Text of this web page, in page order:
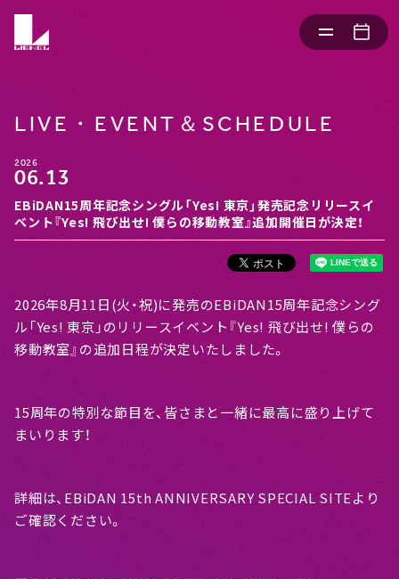
LIVE・EVENT＆SCHEDULE
2026
06.13
EBiDAN15周年記念シングル「Yes! 東京」発売記念リリースイ
ベント『Yes! 飛び出せ! 僕らの移動教室』追加開催日が決定！
2026年8月11日(火・祝)に発売のEBiDAN15周年記念シング
ル「Yes! 東京」のリリースイベント『Yes! 飛び出せ! 僕らの
移動教室』の追加日程が決定いたしました。
15周年の特別な節目を、皆さまと一緒に最高に盛り上げて
まいります！
詳細は、EBiDAN 15th ANNIVERSARY SPECIAL SITEより
ご確認ください。